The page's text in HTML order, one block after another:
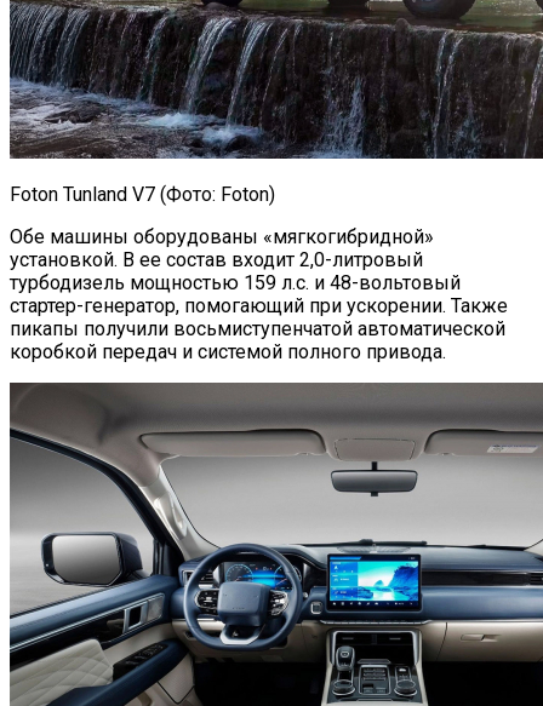
Foton Tunland V7 (Фото: Foton)
Обе машины оборудованы «мягкогибридной»
установкой. В ее состав входит 2,0-литровый
турбодизель мощностью 159 л.с. и 48-вольтовый
стартер-генератор, помогающий при ускорении. Также
пикапы получили восьмиступенчатой автоматической
коробкой передач и системой полного привода.